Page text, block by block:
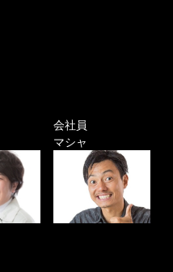
会社員
マシャ